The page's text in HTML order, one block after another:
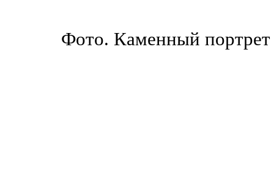
Фото. Каменный портрет